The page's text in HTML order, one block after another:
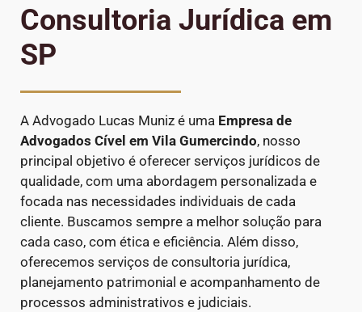
Consultoria Jurídica em
SP
A Advogado Lucas Muniz é uma Empresa de
Advogados Cível em Vila Gumercindo, nosso
principal objetivo é oferecer serviços jurídicos de
qualidade, com uma abordagem personalizada e
focada nas necessidades individuais de cada
cliente. Buscamos sempre a melhor solução para
cada caso, com ética e eficiência. Além disso,
oferecemos serviços de consultoria jurídica,
planejamento patrimonial e acompanhamento de
processos administrativos e judiciais.